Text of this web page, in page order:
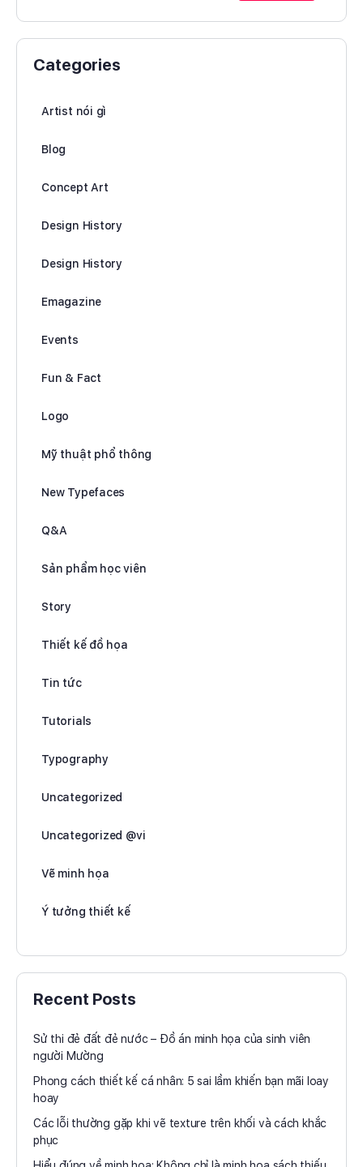
Categories
Artist nói gì
Blog
Concept Art
Design History
Design History
Emagazine
Events
Fun & Fact
Logo
Mỹ thuật phổ thông
New Typefaces
Q&A
Sản phẩm học viên
Story
Thiết kế đồ họa
Tin tức
Tutorials
Typography
Uncategorized
Uncategorized @vi
Vẽ minh họa
Ý tưởng thiết kế
Recent Posts
Sử thi đẻ đất đẻ nước – Đồ án minh họa của sinh viên
người Mường
Phong cách thiết kế cá nhân: 5 sai lầm khiến bạn mãi loay
hoay
Các lỗi thường gặp khi vẽ texture trên khối và cách khắc
phục